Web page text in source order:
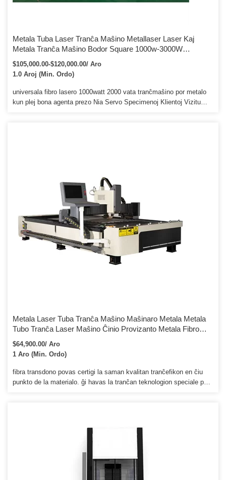
Metala Tuba Laser Tranĉa Maŝino Metallaser Laser Kaj
Metala Tranĉa Maŝino Bodor Square 1000w-3000W
Neoksidebla ŝtalo Metala Folio/pipo/Metala Tubo Laser
Tranĉa Maŝino Kun 3 Jara Garantio
$105,000.00-$120,000.00/ Aro
1.0 Aroj (Min. Ordo)
universala fibro lasero 1000watt 2000 vata tranĉmaŝino por metalo
kun plej bona agenta prezo Nia Servo Specimenoj Klientoj Vizitu
Metala Laser Tuba Tranĉa Maŝino Maŝinaro Metala Metala
Tubo Tranĉa Laser Maŝino Ĉinio Provizanto Metala Fibro
1000watt 3KW Laser Metala Tuba Tranĉa Maŝino Maŝinaro
Neoksidebla Ŝtalo Aluminio
$64,900.00/ Aro
1 Aro (Min. Ordo)
fibra transdono povas certigi la saman kvalitan tranĉefikon en ĉiu
punkto de la materialo. ĝi havas la tranĉan teknologion speciale por